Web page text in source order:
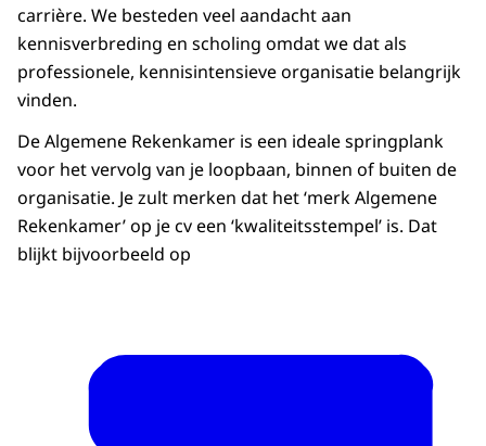
carrière. We besteden veel aandacht aan
kennisverbreding en scholing omdat we dat als
professionele, kennisintensieve organisatie belangrijk
vinden.
De Algemene Rekenkamer is een ideale springplank
voor het vervolg van je loopbaan, binnen of buiten de
organisatie. Je zult merken dat het ‘merk Algemene
Rekenkamer’ op je cv een ‘kwaliteitsstempel’ is. Dat
blijkt bijvoorbeeld op